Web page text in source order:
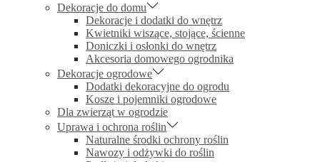
Dekoracje do domu
Dekoracje i dodatki do wnętrz
Kwietniki wiszące, stojące, ścienne
Doniczki i osłonki do wnętrz
Akcesoria domowego ogrodnika
Dekoracje ogrodowe
Dodatki dekoracyjne do ogrodu
Kosze i pojemniki ogrodowe
Dla zwierząt w ogrodzie
Uprawa i ochrona roślin
Naturalne środki ochrony roślin
Nawozy i odżywki do roślin